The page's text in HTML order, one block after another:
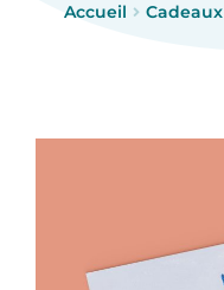
Accueil Cadeaux